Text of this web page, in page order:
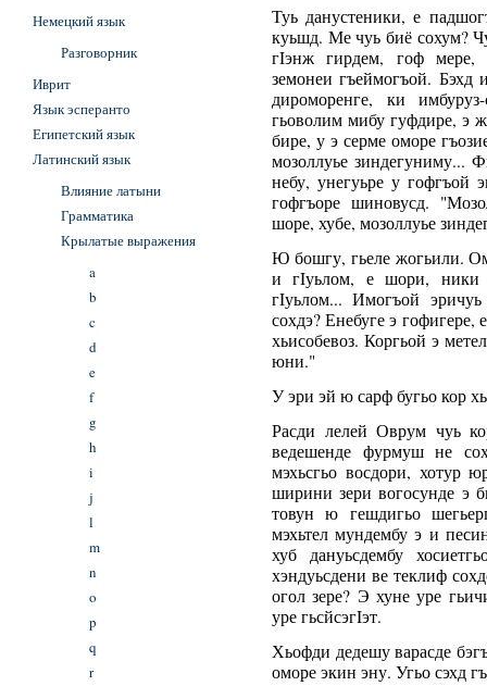
Туь данустеники, е
куьшд. Ме чуь биё сохум?
гIэнж гирдем, гоф мере,
земонеи гъеймогъой.
дироморенге, ки
гьоволим мибу гуфдире, э
бире, у э серме оморе
мозоллуье зиндегуниму...
небу, унегуьре у
гофгъоре шиновусд.
шоре, хубе, мозоллуье
Ю бошгу, гьеле жогьили.
и гIуьлом, е шори, ники
гIуьлом... Имогъой
сохдэ? Енебуге э гофигере,
хьисобевоз. Коргьой э
юни."
У эри эй ю сарф бугьо кор
Расди лелей Оврум чуь
ведешенде фурмуш не
мэхьсгьо восдори, хотур
ширини зери вогосунде э
товун ю гешдигьо
мэхьтел мундембу э и
хуб дануьсдембу
хэндуьсдени ве теклиф
огол зере? Э хуне уре
уре гьсйсэгIэт.
Хьофди дедешу варасде
оморе экин эну. Угьо сэхд
Немецкий язык
Разговорник
Иврит
Язык эсперанто
Египетский язык
Латинский язык
Влияние латыни
Грамматика
Крылатые выражения
a
b
c
d
e
f
g
h
i
j
l
m
n
o
p
q
r